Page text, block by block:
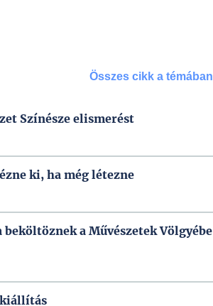
Összes cikk a témában
Színésze elismerést
ki, ha még létezne
a Művészetek Völgyébe
kiállítás